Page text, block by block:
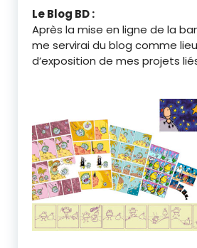
Le Blog BD :
Après la mise en ligne de la
me servirai du blog comme
d’exposition de mes projets